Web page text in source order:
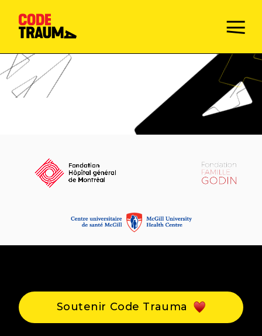
Activités
Blogue
Contact
Champions de la prévention
Soutenir Code Trauma